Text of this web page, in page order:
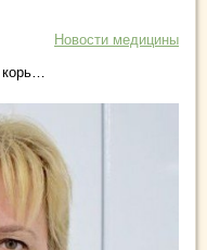
Новости медицины
корь…